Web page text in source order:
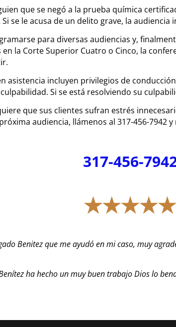
que se negó a la prueba química
se le acusa de un delito grave, la audiencia
para diversas audiencias y,
la Corte Superior Cuatro o Cinco, la
asistencia incluyen privilegios de
Si se está resolviendo su
que sus clientes sufran estrés
audiencia, llámenos al 317-456-7942
317-456-
Benitez que me ayudó en mi caso, muy
ha hecho un muy buen trabajo Dios lo